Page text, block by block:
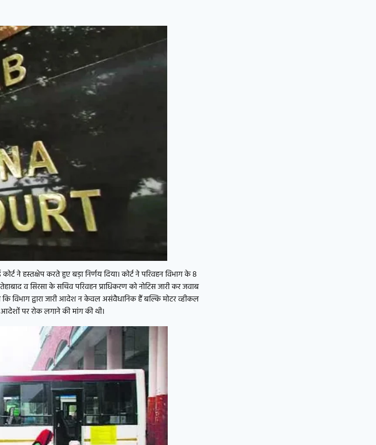
ने हस्तक्षेप करते हुए बड़ा निर्णय दिया। कोर्ट ने परिवहन विभाग के 8
व सिरसा के सचिव परिवहन प्राधिकरण को नोटिस जारी कर जवाब
विभाग द्वारा जारी आदेश न केवल असंवैधानिक हैं बल्कि मोटर व्हीकल
पर रोक लगाने की मांग की थी।